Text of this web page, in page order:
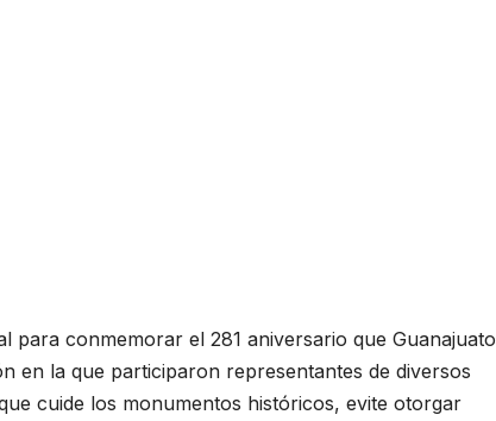
para conmemorar el 281 aniversario que Guanajuato
en la que participaron representantes de diversos
cuide los monumentos históricos, evite otorgar